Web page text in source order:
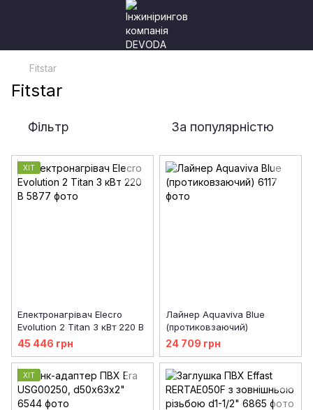
Fitstar
Fitstar
Фільтр За популярністю
ХІТ
Електронагрівач Elecro
Evolution 2 Titan 3 кВт 220 В
45 446 грн
Лайнер Aquaviva Blue
(протиковзаючий)
24 709 грн
ХІТ